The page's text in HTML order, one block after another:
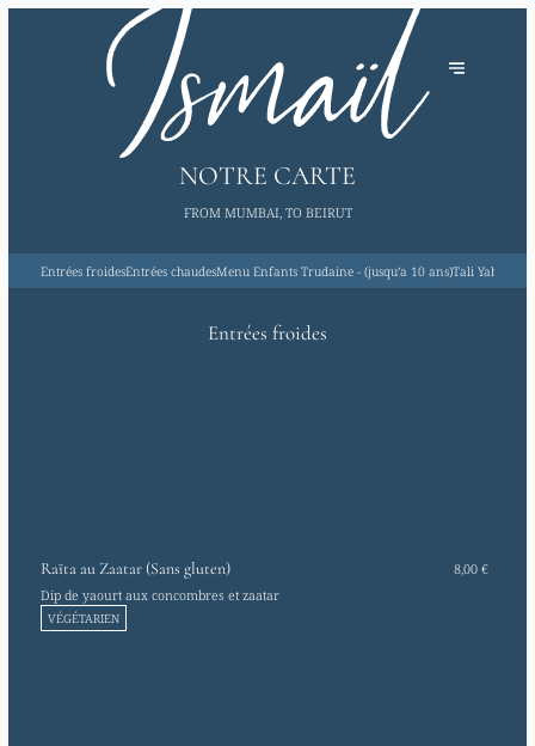
NOTRE CARTE
FROM MUMBAI, TO BEIRUT
Entrées froidesEntrées chaudesMenu Enfants Trudaine - (jusqu’a 10 ans)Tali Yah
Entrées froides
Raïta au Zaatar (Sans gluten)
Dip de yaourt aux concombres et zaatar
VÉGÉTARIEN
8,00 €